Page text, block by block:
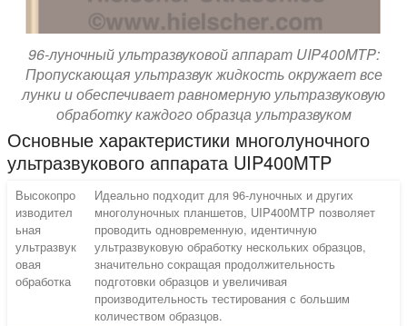
96-луночный ультразвуковой аппарат UIP400MTP:
Пропускающая ультразвук жидкость окружает все
лунки и обеспечивает равномерную ультразвуковую
обработку каждого образца ультразвуком
Основные характеристики многолуночного
ультразвукового аппарата UIP400MTP
Высокопро
изводител
ьная
ультразвук
овая
обработка
Идеально подходит для 96-луночных и других
многолуночных планшетов, UIP400MTP позволяет
проводить одновременную, идентичную
ультразвуковую обработку нескольких образцов,
значительно сокращая продолжительность
подготовки образцов и увеличивая
производительность тестирования с большим
количеством образцов.